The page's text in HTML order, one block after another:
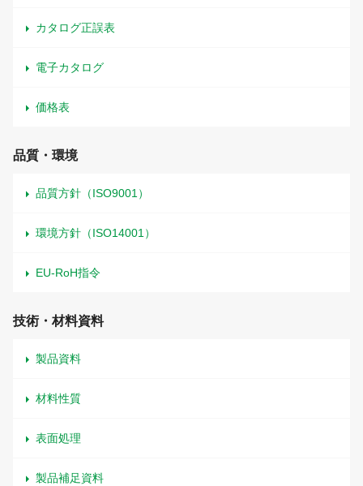
カタログ正誤表
電子カタログ
価格表
品質・環境
品質方針（ISO9001）
環境方針（ISO14001）
EU-RoH指令
技術・材料資料
製品資料
材料性質
表面処理
製品補足資料